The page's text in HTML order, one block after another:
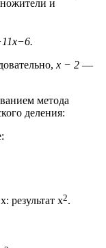
и
.
x − 2 —
метода
деления:
x: результат x2.